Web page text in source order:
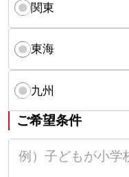
関東
東海
九州
ご希望条件